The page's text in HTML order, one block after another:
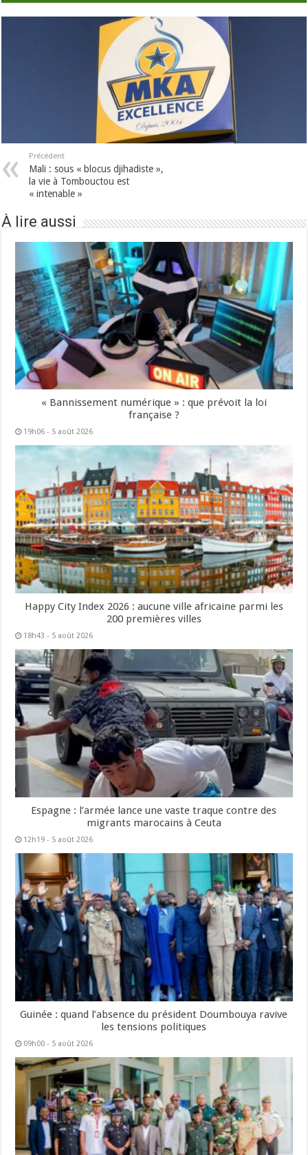
Précédent
Mali : sous « blocus djihadiste »,
la vie à Tombouctou est
« intenable »
À lire aussi
« Bannissement numérique » : que prévoit la loi
française ?
19h06 - 5 août 2026
Happy City Index 2026 : aucune ville africaine parmi les
200 premières villes
18h43 - 5 août 2026
Espagne : l’armée lance une vaste traque contre des
migrants marocains à Ceuta
12h19 - 5 août 2026
Guinée : quand l’absence du président Doumbouya ravive
les tensions politiques
09h00 - 5 août 2026